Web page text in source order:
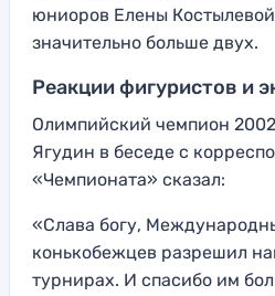
юниоров Елены
значительно больше двух.
Реакции фигуристов и
Олимпийский чемпион
Ягудин в беседе с
«Чемпионата» сказал:
«Слава богу,
конькобежцев разрешил
турнирах. И спасибо им